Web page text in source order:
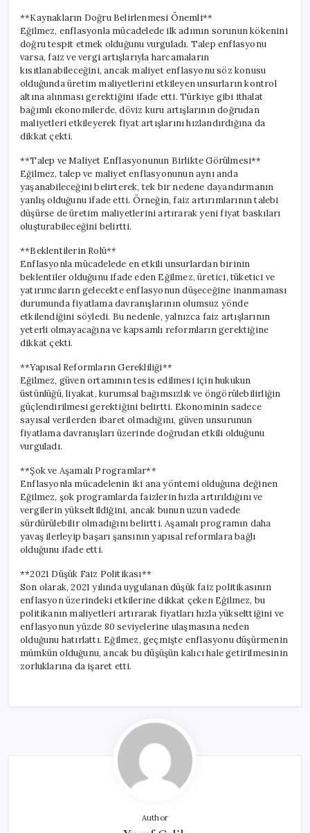
**Kaynakların Doğru Belirlenmesi Önemli**
Eğilmez, enflasyonla mücadelede ilk adımın sorunun kökenini
doğru tespit etmek olduğunu vurguladı. Talep enflasyonu
varsa, faiz ve vergi artışlarıyla harcamaların
kısıtlanabileceğini, ancak maliyet enflasyonu söz konusu
olduğunda üretim maliyetlerini etkileyen unsurların kontrol
altına alınması gerektiğini ifade etti. Türkiye gibi ithalat
bağımlı ekonomilerde, döviz kuru artışlarının doğrudan
maliyetleri etkileyerek fiyat artışlarını hızlandırdığına da
dikkat çekti.
**Talep ve Maliyet Enflasyonunun Birlikte Görülmesi**
Eğilmez, talep ve maliyet enflasyonunun aynı anda
yaşanabileceğini belirterek, tek bir nedene dayandırmanın
yanlış olduğunu ifade etti. Örneğin, faiz artırımlarının talebi
düşürse de üretim maliyetlerini artırarak yeni fiyat baskıları
oluşturabileceğini belirtti.
**Beklentilerin Rolü**
Enflasyonla mücadelede en etkili unsurlardan birinin
beklentiler olduğunu ifade eden Eğilmez, üretici, tüketici ve
yatırımcıların gelecekte enflasyonun düşeceğine inanmaması
durumunda fiyatlama davranışlarının olumsuz yönde
etkilendiğini söyledi. Bu nedenle, yalnızca faiz artışlarının
yeterli olmayacağına ve kapsamlı reformların gerektiğine
dikkat çekti.
**Yapısal Reformların Gerekliliği**
Eğilmez, güven ortamının tesis edilmesi için hukukun
üstünlüğü, liyakat, kurumsal bağımsızlık ve öngörülebilirliğin
güçlendirilmesi gerektiğini belirtti. Ekonominin sadece
sayısal verilerden ibaret olmadığını, güven unsurunun
fiyatlama davranışları üzerinde doğrudan etkili olduğunu
vurguladı.
**Şok ve Aşamalı Programlar**
Enflasyonla mücadelenin iki ana yöntemi olduğuna değinen
Eğilmez, şok programlarda faizlerin hızla artırıldığını ve
vergilerin yükseltildiğini, ancak bunun uzun vadede
sürdürülebilir olmadığını belirtti. Aşamalı programın daha
yavaş ilerleyip başarı şansının yapısal reformlara bağlı
olduğunu ifade etti.
**2021 Düşük Faiz Politikası**
Son olarak, 2021 yılında uygulanan düşük faiz politikasının
enflasyon üzerindeki etkilerine dikkat çeken Eğilmez, bu
politikanın maliyetleri artırarak fiyatları hızla yükselttiğini ve
enflasyonun yüzde 80 seviyelerine ulaşmasına neden
olduğunu hatırlattı. Eğilmez, geçmişte enflasyonu düşürmenin
mümkün olduğunu, ancak bu düşüşün kalıcı hale getirilmesinin
zorluklarına da işaret etti.
Author